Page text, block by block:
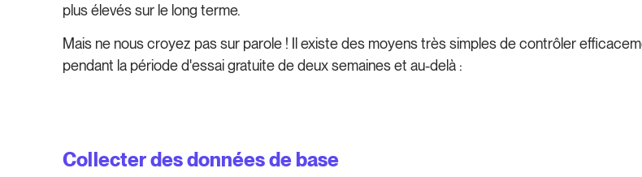
plus élevés sur le long terme.
Mais ne nous croyez pas sur parole ! Il existe des moyens très simples de contrôler
pendant la période d'essai gratuite de deux semaines et au-delà :
Collecter des données de base